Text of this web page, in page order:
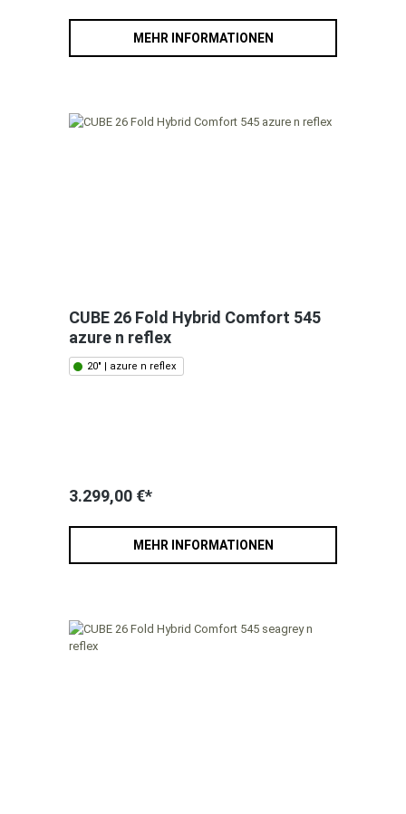
MEHR INFORMATIONEN
CUBE 26 Fold Hybrid Comfort 545
azure n reflex
20" | azure n reflex
3.299,00 €*
MEHR INFORMATIONEN